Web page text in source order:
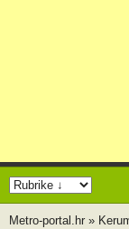
Metro-portal.hr »